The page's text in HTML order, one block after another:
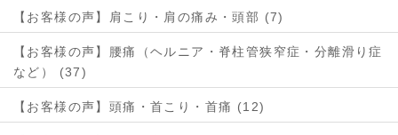
【お客様の声】肩こり・肩の痛み・頭部 (7)
【お客様の声】腰痛（ヘルニア・脊柱管狭窄症・分離滑り症
など） (37)
【お客様の声】頭痛・首こり・首痛 (12)